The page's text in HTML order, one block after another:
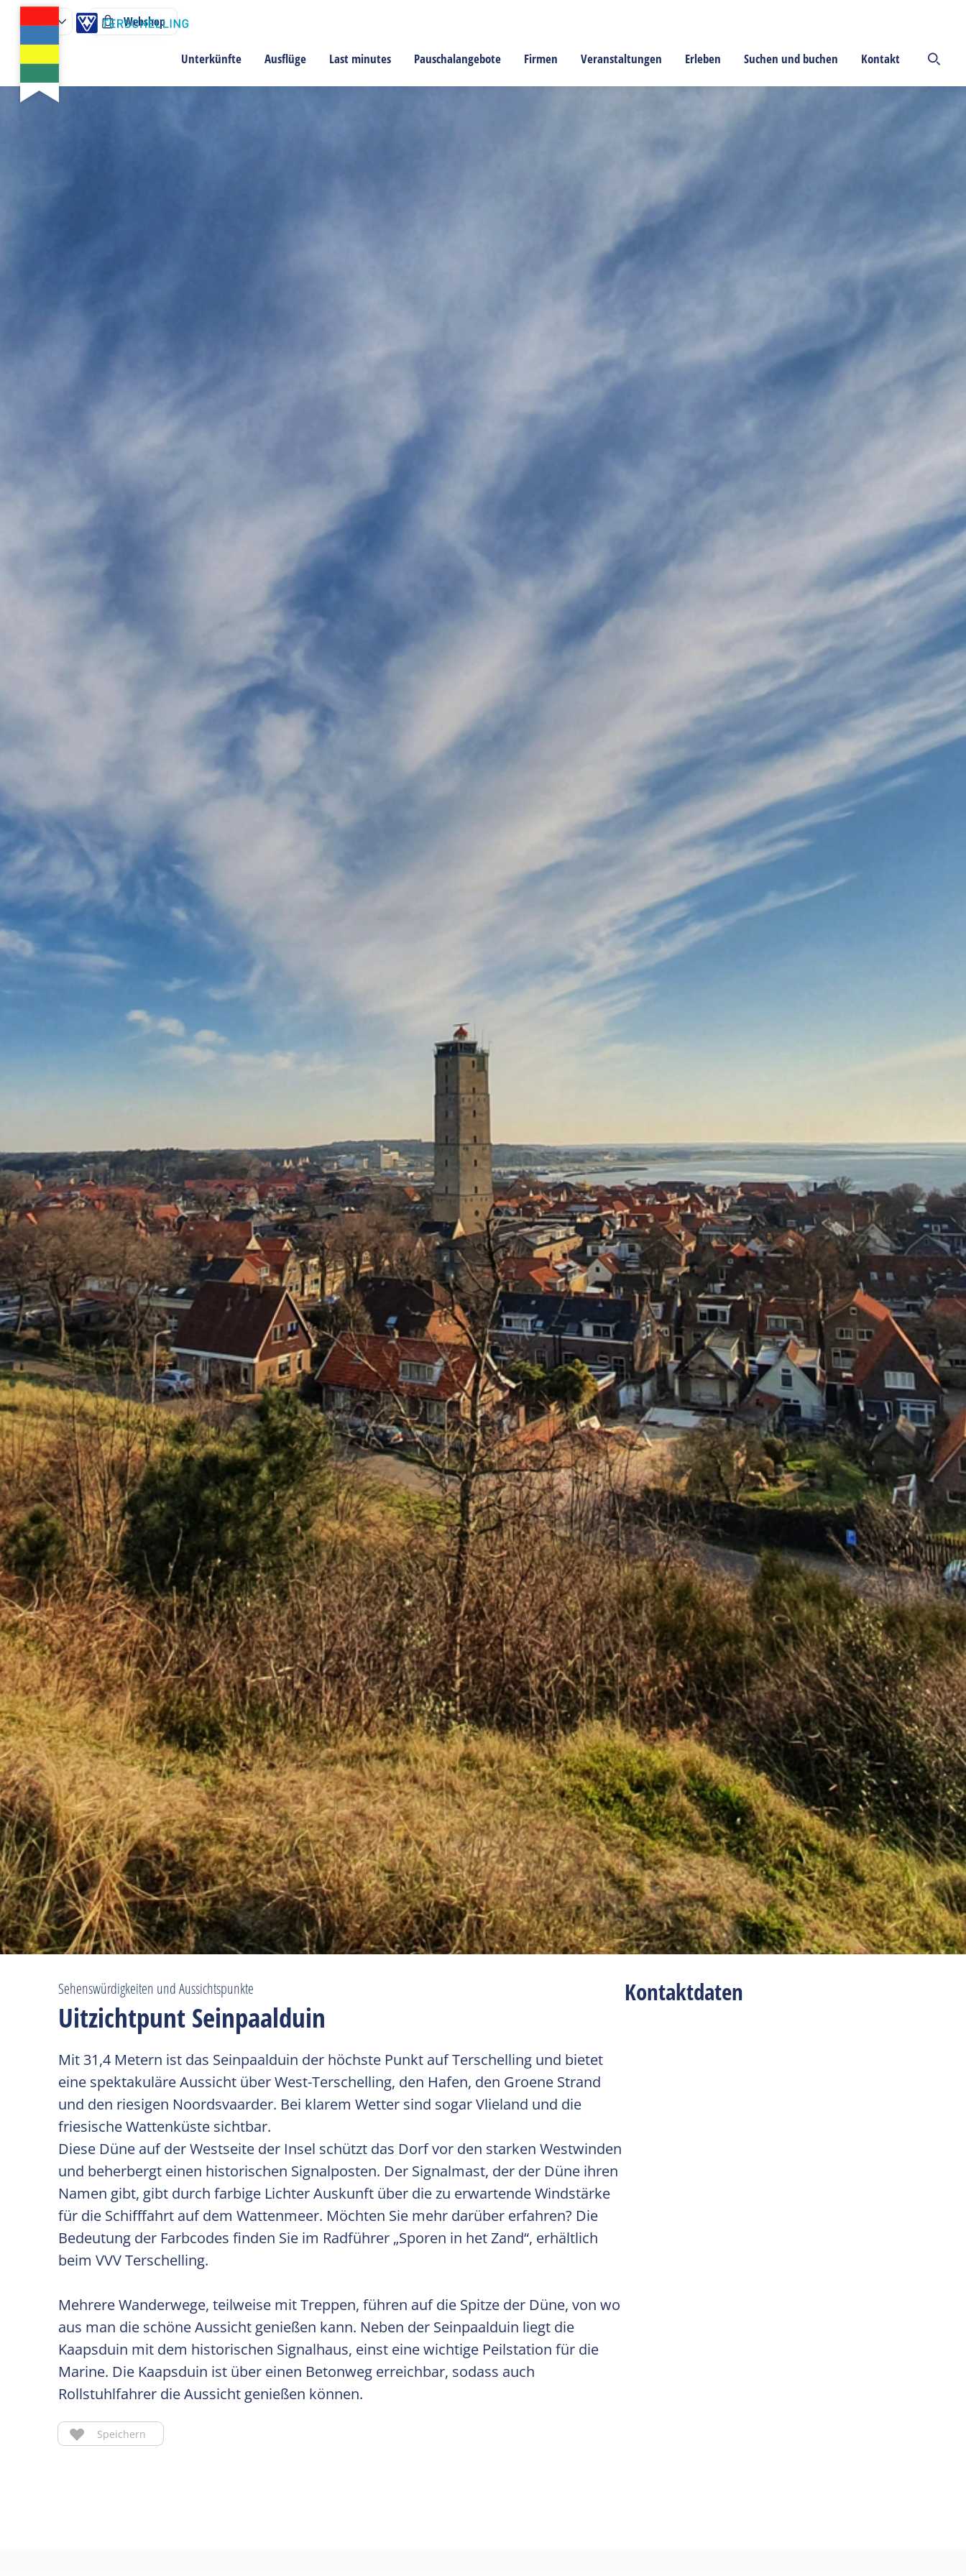
Unterkünfte Ausflüge Last minutes Pauschalangebote Firmen Veranstaltungen Erleben Suchen und buchen Kontakt
Webshop
Sehenswürdigkeiten und Aussichtspunkte
Uitzichtpunt Seinpaalduin
Mit 31,4 Metern ist das Seinpaalduin der höchste Punkt auf Terschelling und bietet
eine spektakuläre Aussicht über West-Terschelling, den Hafen, den Groene Strand
und den riesigen Noordsvaarder. Bei klarem Wetter sind sogar Vlieland und die
friesische Wattenküste sichtbar.
Diese Düne auf der Westseite der Insel schützt das Dorf vor den starken Westwinden
und beherbergt einen historischen Signalposten. Der Signalmast, der der Düne ihren
Namen gibt, gibt durch farbige Lichter Auskunft über die zu erwartende Windstärke
für die Schifffahrt auf dem Wattenmeer. Möchten Sie mehr darüber erfahren? Die
Bedeutung der Farbcodes finden Sie im Radführer „Sporen in het Zand“, erhältlich
beim VVV Terschelling.
Mehrere Wanderwege, teilweise mit Treppen, führen auf die Spitze der Düne, von wo
aus man die schöne Aussicht genießen kann. Neben der Seinpaalduin liegt die
Kaapsduin mit dem historischen Signalhaus, einst eine wichtige Peilstation für die
Marine. Die Kaapsduin ist über einen Betonweg erreichbar, sodass auch
Rollstuhlfahrer die Aussicht genießen können.
Speichern
Kontaktdaten